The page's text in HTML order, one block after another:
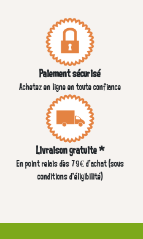
Paiement sécurisé
Achetez en ligne en toute confiance
Livraison gratuite *
En point relais dès 79€ d’achat (sous
conditions d'éligibilité)